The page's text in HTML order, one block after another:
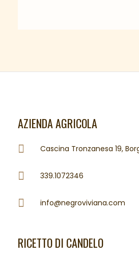
AZIENDA AGRICOLA
Cascina Tronzanesa 19,
339.1072346
info@negroviviana.com
RICETTO DI CANDELO